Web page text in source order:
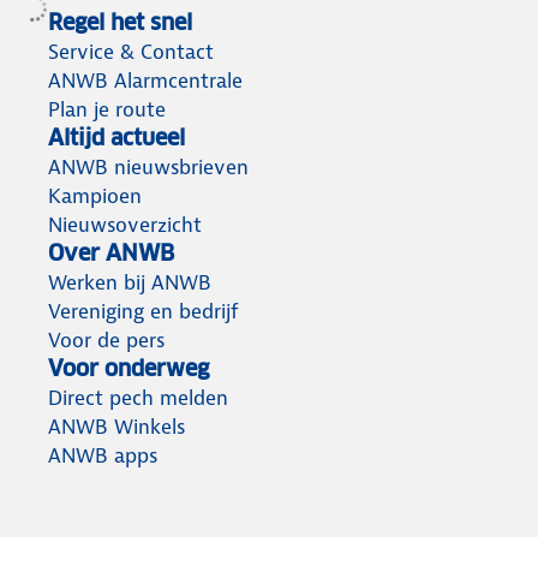
Regel het snel
Service & Contact
ANWB Alarmcentrale
Plan je route
Altijd actueel
ANWB nieuwsbrieven
Kampioen
Nieuwsoverzicht
Over ANWB
Werken bij ANWB
Vereniging en bedrijf
Voor de pers
Voor onderweg
Direct pech melden
ANWB Winkels
ANWB apps